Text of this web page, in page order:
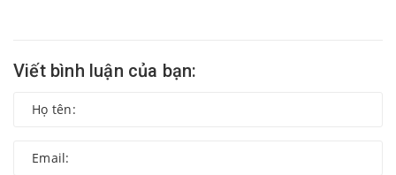
Viết bình luận của bạn: